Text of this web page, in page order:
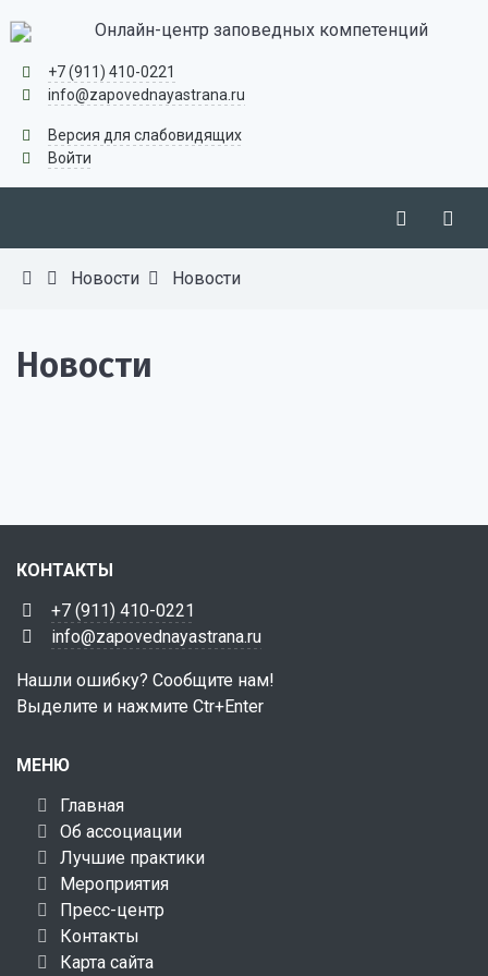
Онлайн-центр заповедных компетенций
+7 (911) 410-0221
info@zapovednayastrana.ru
Версия для слабовидящих
Войти
Новости Новости
Новости
КОНТАКТЫ
+7 (911) 410-0221
info@zapovednayastrana.ru
Нашли ошибку? Сообщите нам!
Выделите и нажмите Ctr+Enter
МЕНЮ
Главная
Об ассоциации
Лучшие практики
Мероприятия
Пресс-центр
Контакты
Карта сайта